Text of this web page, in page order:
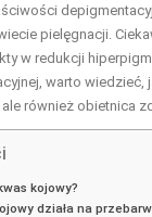
pielęgnacji.
w redukcji
warto
ale również obietnica
kojowy?
działa na